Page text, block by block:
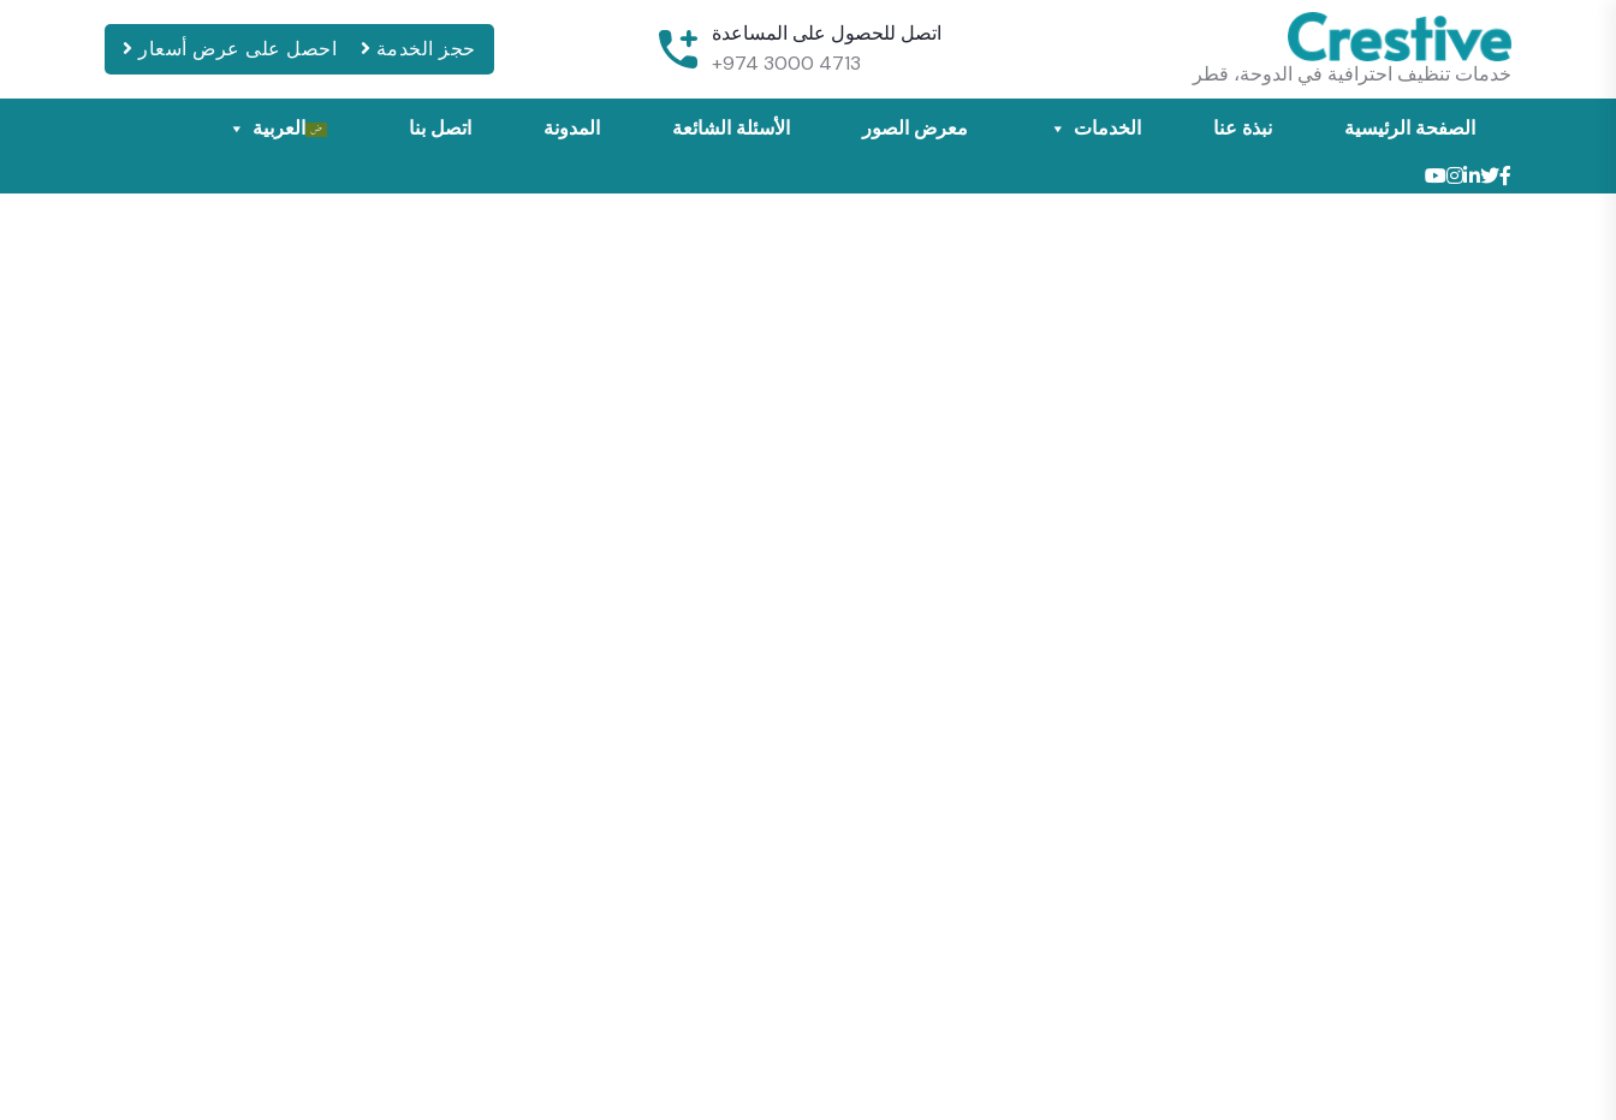
خدمات تنظيف احترافية في الدوحة، قطر
اتصل للحصول على المساعدة
+974 3000 4713
حجز الخدمة احصل على عرض أسعار
الصفحة الرئيسية نبذة عنا الخدمات معرض الصور الأسئلة الشائعة المدونة اتصل بنا العربية